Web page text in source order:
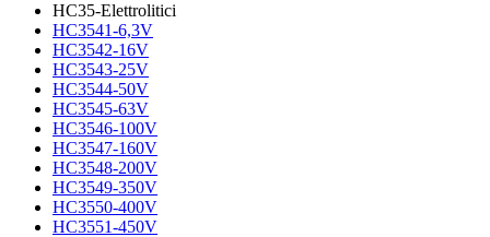
HC35-Elettrolitici
HC3541-6,3V
HC3542-16V
HC3543-25V
HC3544-50V
HC3545-63V
HC3546-100V
HC3547-160V
HC3548-200V
HC3549-350V
HC3550-400V
HC3551-450V